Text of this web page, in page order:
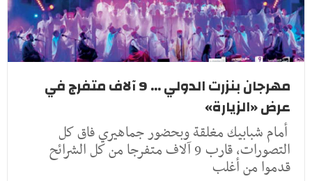
مهرجان بنزرت الدولي ... 9 آلاف متفرج في
عرض «الزيارة»
أمام شبابيك مغلقة وبحضور جماهيري فاق كل
التصورات، قارب 9 آلاف متفرجا من كل الشرائح
قدموا من أغلب